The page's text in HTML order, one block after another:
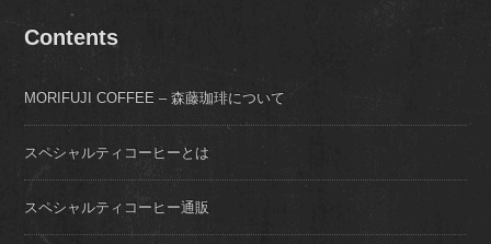
Contents
MORIFUJI COFFEE – 森藤珈琲について
スペシャルティコーヒーとは
スペシャルティコーヒー通販